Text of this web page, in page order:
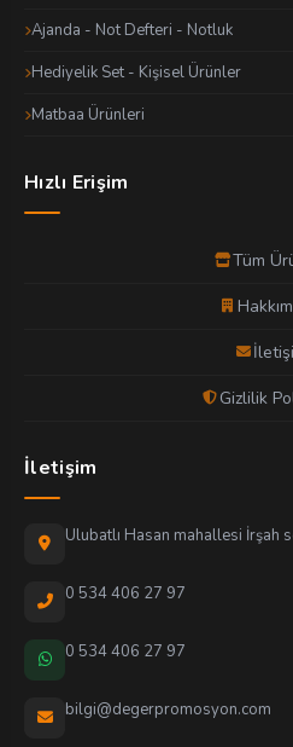
Ajanda - Not Defteri - Notluk
Hediyelik Set - Kişisel Ürünler
Matbaa Ürünleri
Hızlı Erişim
Tüm
Gizlilik
İletişim
Ulubatlı Hasan mahallesi İrşah
0 534 406 27 97
0 534 406 27 97
bilgi@degerpromosyon.com